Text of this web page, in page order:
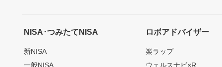
NISA･つみたてNISA
新NISA
一般NISA
ロボアドバイザー
楽ラップ
ウェルスナビ×R